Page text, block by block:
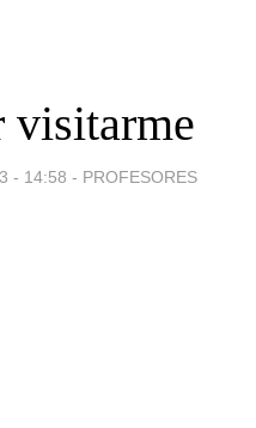
visitarme
- 14:58 - PROFESORES